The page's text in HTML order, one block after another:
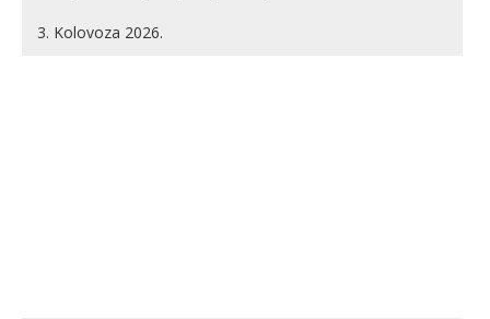
3. Kolovoza 2026.